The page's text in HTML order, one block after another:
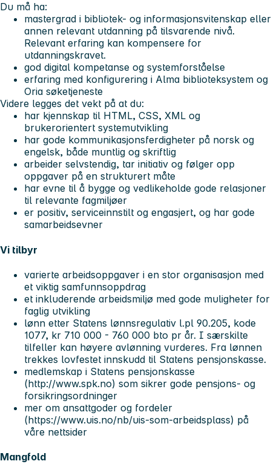
Du må ha:
mastergrad i bibliotek- og informasjonsvitenskap eller
annen relevant utdanning på tilsvarende nivå.
Relevant erfaring kan kompensere for
utdanningskravet.
god digital kompetanse og systemforståelse
erfaring med konfigurering i Alma biblioteksystem og
Oria søketjeneste
Videre legges det vekt på at du:
har kjennskap til HTML, CSS, XML og
brukerorientert systemutvikling
har gode kommunikasjonsferdigheter på norsk og
engelsk, både muntlig og skriftlig
arbeider selvstendig, tar initiativ og følger opp
oppgaver på en strukturert måte
har evne til å bygge og vedlikeholde gode relasjoner
til relevante fagmiljøer
er positiv, serviceinnstilt og engasjert, og har gode
samarbeidsevner
Vi tilbyr
varierte arbeidsoppgaver i en stor organisasjon med
et viktig samfunnsoppdrag
et inkluderende arbeidsmiljø med gode muligheter for
faglig utvikling
lønn etter Statens lønnsregulativ l.pl 90.205, kode
1077, kr 710 000 - 760 000 bto pr år. I særskilte
tilfeller kan høyere avlønning vurderes. Fra lønnen
trekkes lovfestet innskudd til Statens pensjonskasse.
medlemskap i Statens pensjonskasse
(http://www.spk.no) som sikrer gode pensjons- og
forsikringsordninger
mer om ansattgoder og fordeler
(https://www.uis.no/nb/uis-som-arbeidsplass) på
våre nettsider
Mangfold